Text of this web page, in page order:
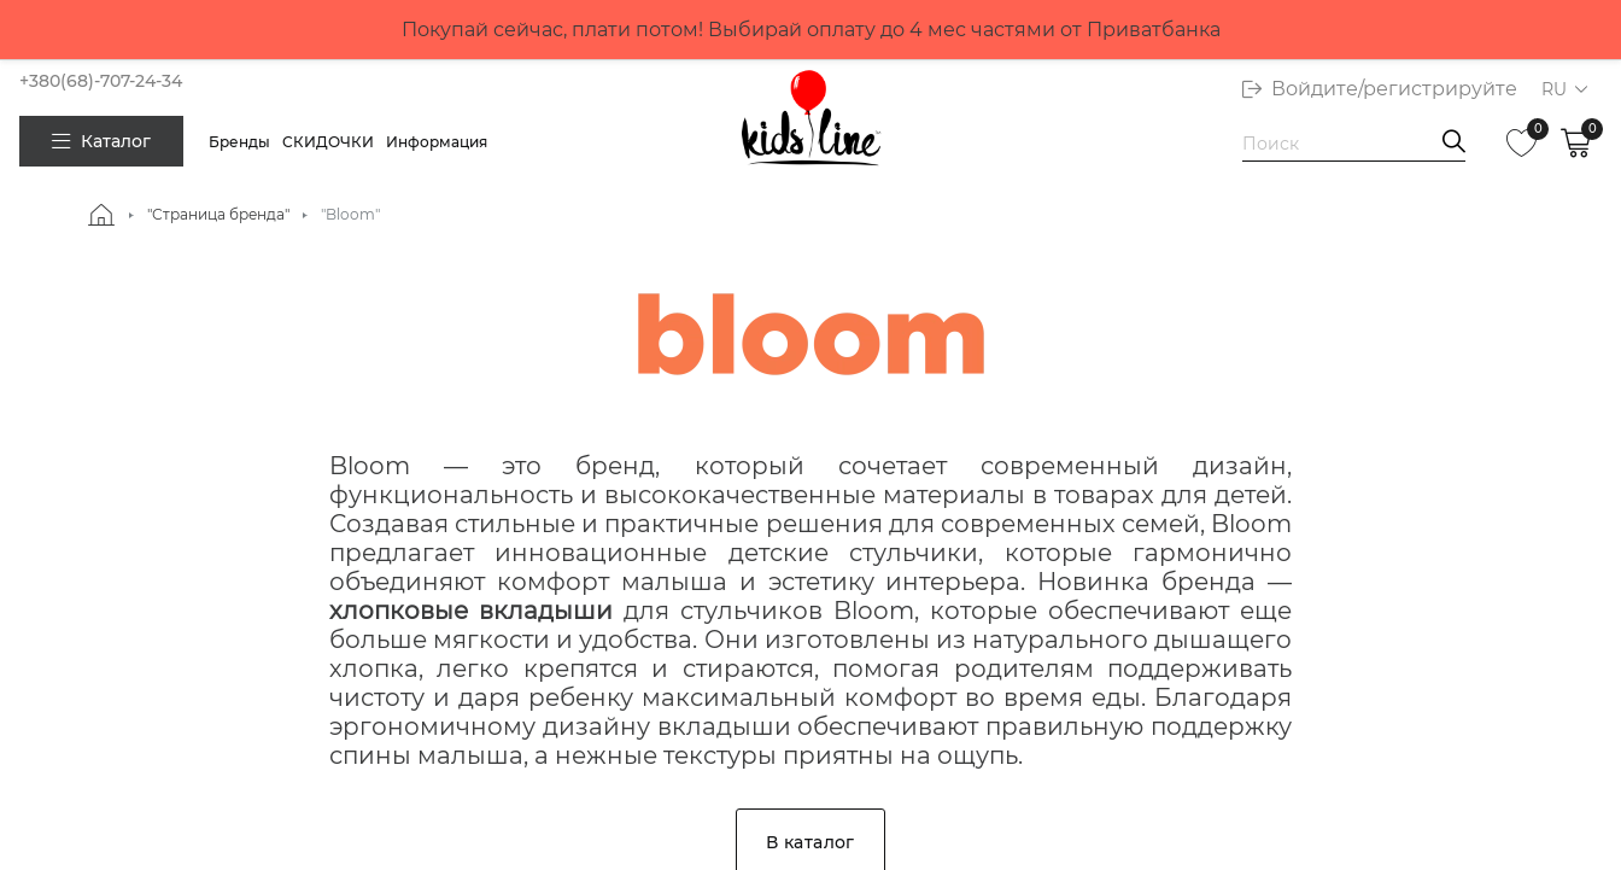
Покупай сейчас, плати потом! Выбирай оплату до 4 мес частями от Приватбанка
+380(68)-707-24-34
Каталог Бренды СКИДОЧКИ Информация
Войдите/регистрируйте RU
0 0
"Страница бренда" "Bloom"
Bloom — это бренд, который сочетает современный дизайн,
функциональность и высококачественные материалы в товарах для детей.
Создавая стильные и практичные решения для современных семей, Bloom
предлагает инновационные детские стульчики, которые гармонично
объединяют комфорт малыша и эстетику интерьера. Новинка бренда —
хлопковые вкладыши для стульчиков Bloom, которые обеспечивают еще
больше мягкости и удобства. Они изготовлены из натурального дышащего
хлопка, легко крепятся и стираются, помогая родителям поддерживать
чистоту и даря ребенку максимальный комфорт во время еды. Благодаря
эргономичному дизайну вкладыши обеспечивают правильную поддержку
спины малыша, а нежные текстуры приятны на ощупь.
В каталог